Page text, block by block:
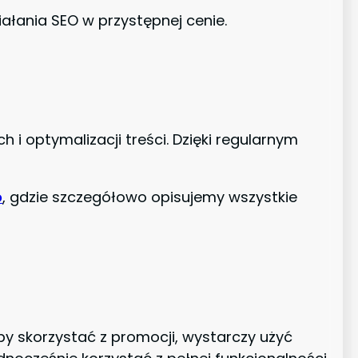
SEO w przystępnej cenie.
i optymalizacji treści. Dzięki regularnym
, gdzie szczegółowo opisujemy wszystkie
skorzystać z promocji, wystarczy użyć